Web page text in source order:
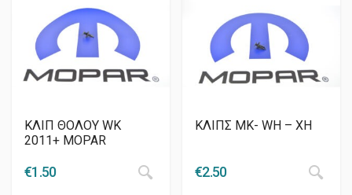
ΚΛΙΠ ΘΟΛΟΥ WK
2011+ MOPAR
€1.50
ΚΛΙΠΣ MK- WH – ΧΗ
€2.50